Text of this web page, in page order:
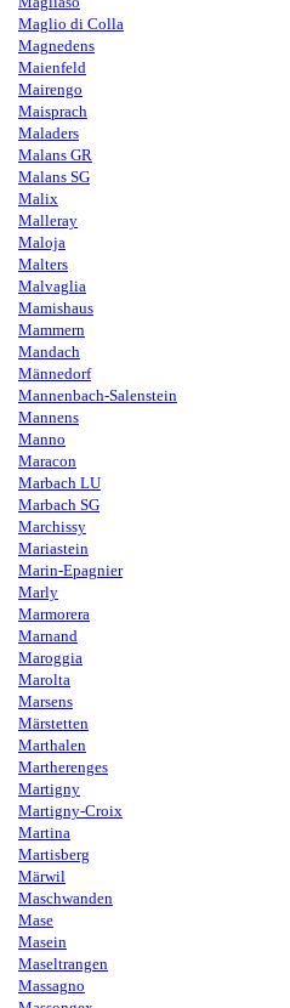
Maglio di Colla
Magnedens
Maienfeld
Mairengo
Maisprach
Maladers
Malans GR
Malans SG
Malix
Malleray
Maloja
Malters
Malvaglia
Mamishaus
Mammern
Mandach
Männedorf
Mannenbach-Salenstein
Mannens
Manno
Maracon
Marbach LU
Marbach SG
Marchissy
Mariastein
Marin-Epagnier
Marly
Marmorera
Marnand
Maroggia
Marolta
Marsens
Märstetten
Marthalen
Martherenges
Martigny
Martigny-Croix
Martina
Martisberg
Märwil
Maschwanden
Mase
Masein
Maseltrangen
Massagno